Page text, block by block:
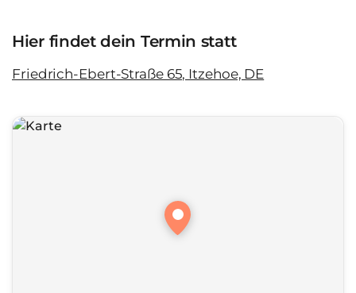
Hier findet dein Termin statt
Friedrich-Ebert-Straße 65, Itzehoe, DE